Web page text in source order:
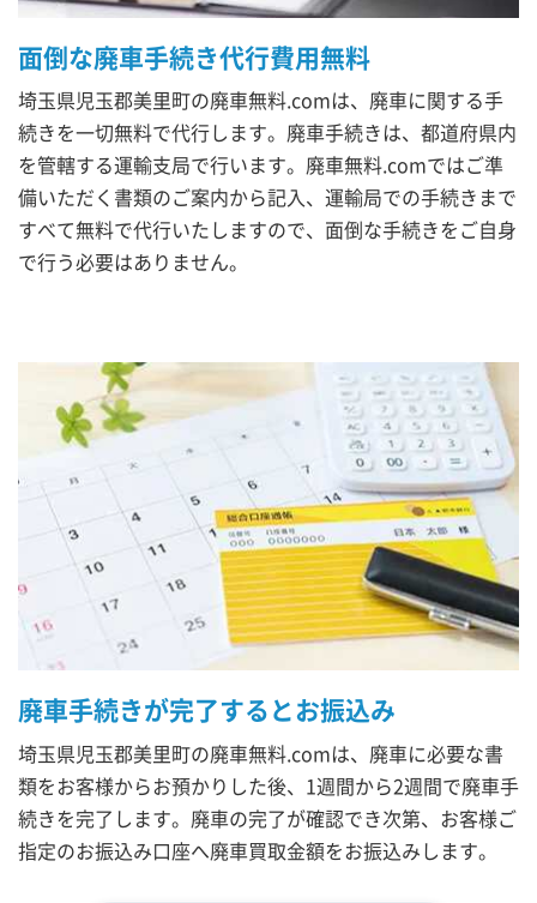
面倒な廃車手続き代行費用無料
埼玉県児玉郡美里町の廃車無料.comは、廃車に関する手
続きを一切無料で代行します。廃車手続きは、都道府県内
を管轄する運輸支局で行います。廃車無料.comではご準
備いただく書類のご案内から記入、運輸局での手続きまで
すべて無料で代行いたしますので、面倒な手続きをご自身
で行う必要はありません。
廃車手続きが完了するとお振込み
埼玉県児玉郡美里町の廃車無料.comは、廃車に必要な書
類をお客様からお預かりした後、1週間から2週間で廃車手
続きを完了します。廃車の完了が確認でき次第、お客様ご
指定のお振込み口座へ廃車買取金額をお振込みします。